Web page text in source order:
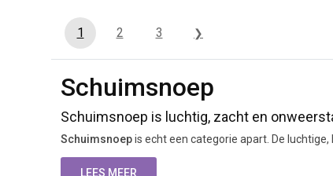
1 2 3 ❯
Schuimsnoep
Schuimsnoep is luchtig, zacht en
Schuimsnoepis echt een categorie apart. De
schuimpjes die al generaties lang een vaste plek
vormen — schuimsnoep spreekt alle zintuigen aan.
LEES MEER
SNOEP SCHEPPEN
Drop
Harde snoepjes
Over